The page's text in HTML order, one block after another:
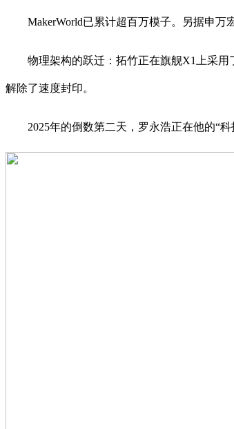
MakerWorld已累计超百万模子。另据申万宏
物理架构的跃迁：拓竹正在旗舰X1上采用了
解除了速度封印。
2025年的倒数第二天，罗永浩正在他的“科